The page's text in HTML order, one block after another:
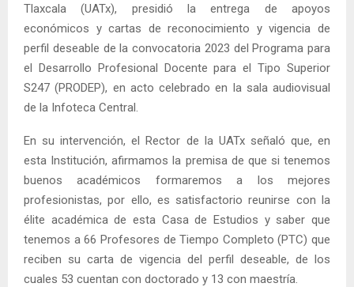
Tlaxcala (UATx), presidió la entrega de apoyos
económicos y cartas de reconocimiento y vigencia de
perfil deseable de la convocatoria 2023 del Programa para
el Desarrollo Profesional Docente para el Tipo Superior
S247 (PRODEP), en acto celebrado en la sala audiovisual
de la Infoteca Central.
En su intervención, el Rector de la UATx señaló que, en
esta Institución, afirmamos la premisa de que si tenemos
buenos académicos formaremos a los mejores
profesionistas, por ello, es satisfactorio reunirse con la
élite académica de esta Casa de Estudios y saber que
tenemos a 66 Profesores de Tiempo Completo (PTC) que
reciben su carta de vigencia del perfil deseable, de los
cuales 53 cuentan con doctorado y 13 con maestría.